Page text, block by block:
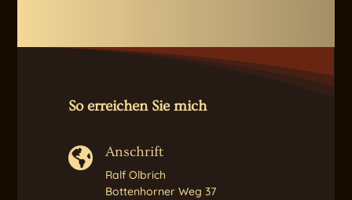
So erreichen Sie mich
 Anschrift
Ralf Olbrich
Bottenhorner Weg 37